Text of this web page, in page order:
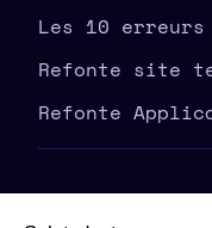
| agence
Les 10
éviter en amont
Refonte site
Refonte
Modernisez